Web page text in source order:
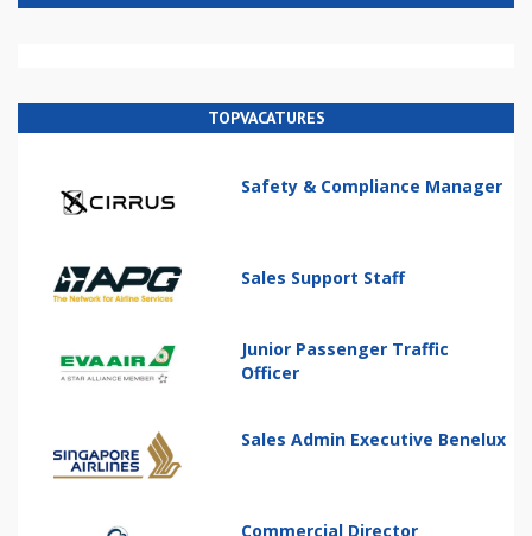
TOPVACATURES
Safety & Compliance Manager
Sales Support Staff
Junior Passenger Traffic
Officer
Sales Admin Executive Benelux
Commercial Director